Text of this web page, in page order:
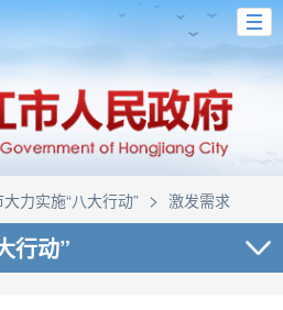
力实施“八大行动” > 激发需求
行动”